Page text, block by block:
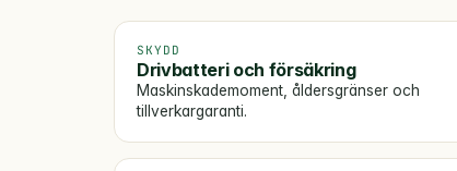
SKYDD
Drivbatteri och försäkring
Maskinskademoment, åldersgränser och
tillverkargaranti.